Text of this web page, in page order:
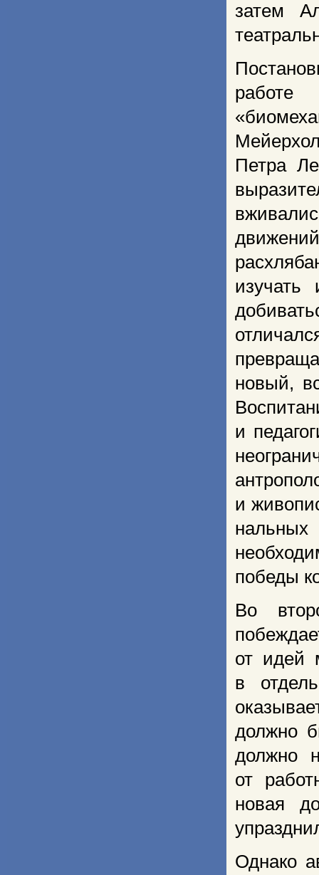
затем
Петра
изучать
новый,
и
и
победы
Во
от идей
в
должно
должно
от
новая
Однако